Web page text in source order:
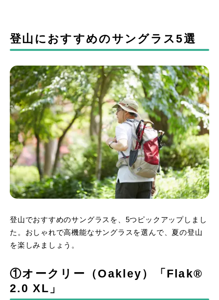
登山におすすめのサングラス5選
登山でおすすめのサングラスを、5つピックアップしまし
た。おしゃれで高機能なサングラスを選んで、夏の登山
を楽しみましょう。
①オークリー（Oakley）「Flak®
2.0 XL」